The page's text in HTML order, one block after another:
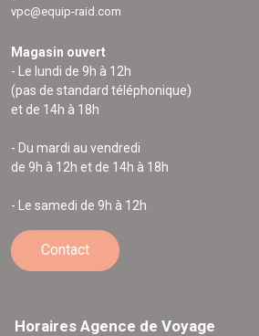
vpc@equip-raid.com
Magasin ouvert
- Le lundi de 9h à 12h
(pas de standard téléphonique)
et de 14h à 18h
- Du mardi au vendredi
de 9h à 12h et de 14h à 18h
- Le samedi de 9h à 12h
Contact
Horaires Agence de Voyage